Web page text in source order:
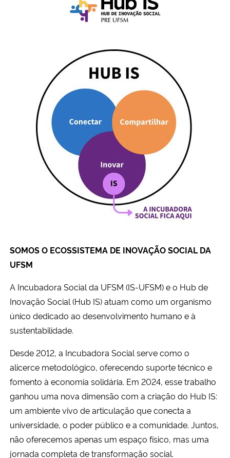
Ministério de Minas e Energia
Ministério da Ciência, Tecnologia, Inovações e Comunicações
Ministério do Meio Ambiente
Ministério do Turismo
Ministério do Desenvolvimento Regional
Controladoria-Geral da União
Secretaria-Geral
Gabinete de Segurança Institucional
Advocacia-Geral da União
Banco Central do Brasil
SOMOS O ECOSSISTEMA DE INOVAÇÃO SOCIAL DA
UFSM
A Incubadora Social da UFSM (IS-UFSM) e o Hub de
Inovação Social (Hub IS) atuam como um organismo
único dedicado ao desenvolvimento humano e à
sustentabilidade.
Desde 2012, a Incubadora Social serve como o
alicerce metodológico, oferecendo suporte técnico e
fomento à economia solidária. Em 2024, esse trabalho
ganhou uma nova dimensão com a criação do Hub IS:
um ambiente vivo de articulação que conecta a
universidade, o poder público e a comunidade. Juntos,
não oferecemos apenas um espaço físico, mas uma
jornada completa de transformação social.